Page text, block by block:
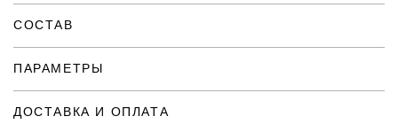
СОСТАВ
ПАРАМЕТРЫ
ДОСТАВКА И ОПЛАТА